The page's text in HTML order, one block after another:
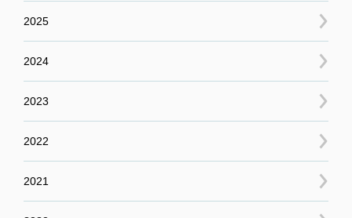
2025
2024
2023
2022
2021